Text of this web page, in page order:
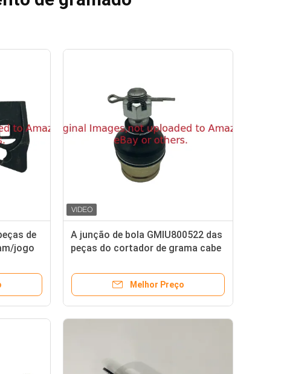
de
jogo
A junção de bola GMIU800522 das
peças do cortador de grama cabe
ProGator
Melhor Preço